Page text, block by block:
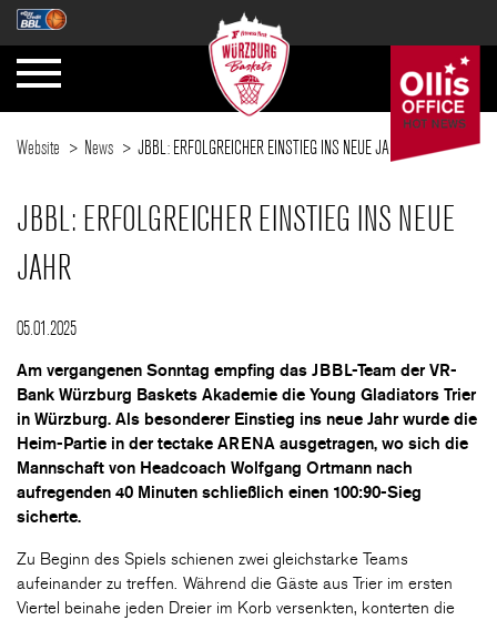
Website News JBBL: ERFOLGREICHER EINSTIEG INS NEUE JAHR
JBBL: ERFOLGREICHER EINSTIEG INS NEUE
JAHR
05.01.2025
Am vergangenen Sonntag empfing das JBBL-Team der VR-
Bank Würzburg Baskets Akademie die Young Gladiators Trier
in Würzburg. Als besonderer Einstieg ins neue Jahr wurde die
Heim-Partie in der tectake ARENA ausgetragen, wo sich die
Mannschaft von Headcoach Wolfgang Ortmann nach
aufregenden 40 Minuten schließlich einen 100:90-Sieg
sicherte.
Zu Beginn des Spiels schienen zwei gleichstarke Teams
aufeinander zu treffen. Während die Gäste aus Trier im ersten
Viertel beinahe jeden Dreier im Korb versenkten, konterten die